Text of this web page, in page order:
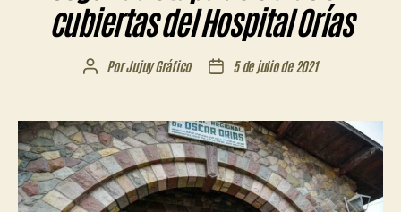
cubiertas del Hospital Orías
Autor
entrada
PorJujuy Gráfico
Fecha
entrada
5 de julio de 2021